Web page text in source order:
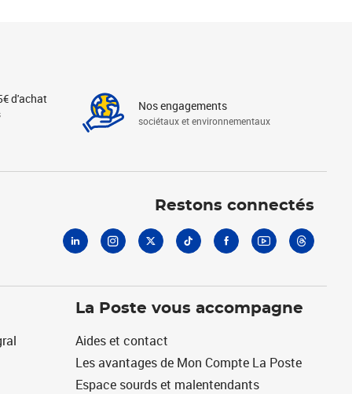
d'achat Nos engagements
sociétaux et environnementaux
Restons connectés
La Poste vous accompagne
Aides et contact
Les avantages de Mon Compte La Poste
Espace sourds et malentendants